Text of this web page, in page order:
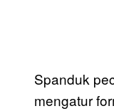
Spanduk
mengatur